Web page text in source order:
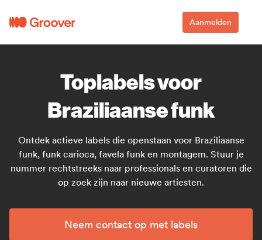
Aanmelden
Toplabels voor
Braziliaanse funk
Ontdek actieve labels die openstaan voor Braziliaanse
funk, funk carioca, favela funk en montagem. Stuur je
nummer rechtstreeks naar professionals en curatoren die
op zoek zijn naar nieuwe artiesten.
Neem contact op met labels